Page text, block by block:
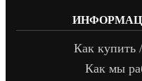
Как купить
Как мы